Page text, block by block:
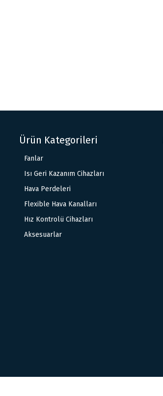
Ürün Kategorileri
Fanlar
Isı Geri Kazanım Cihazları
Hava Perdeleri
Flexible Hava Kanalları
Hız Kontrolü Cihazları
Aksesuarlar